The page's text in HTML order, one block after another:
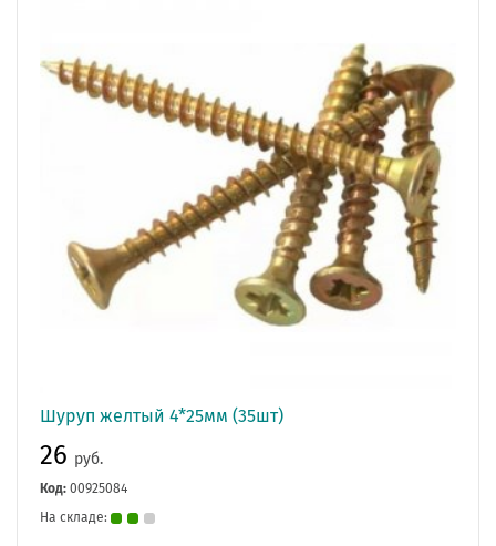
Шуруп желтый 4*25мм (35шт)
26 руб.
Код: 00925084
На складе: